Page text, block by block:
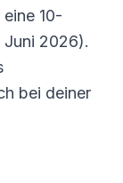
10-
Juni 2026).
bei deiner